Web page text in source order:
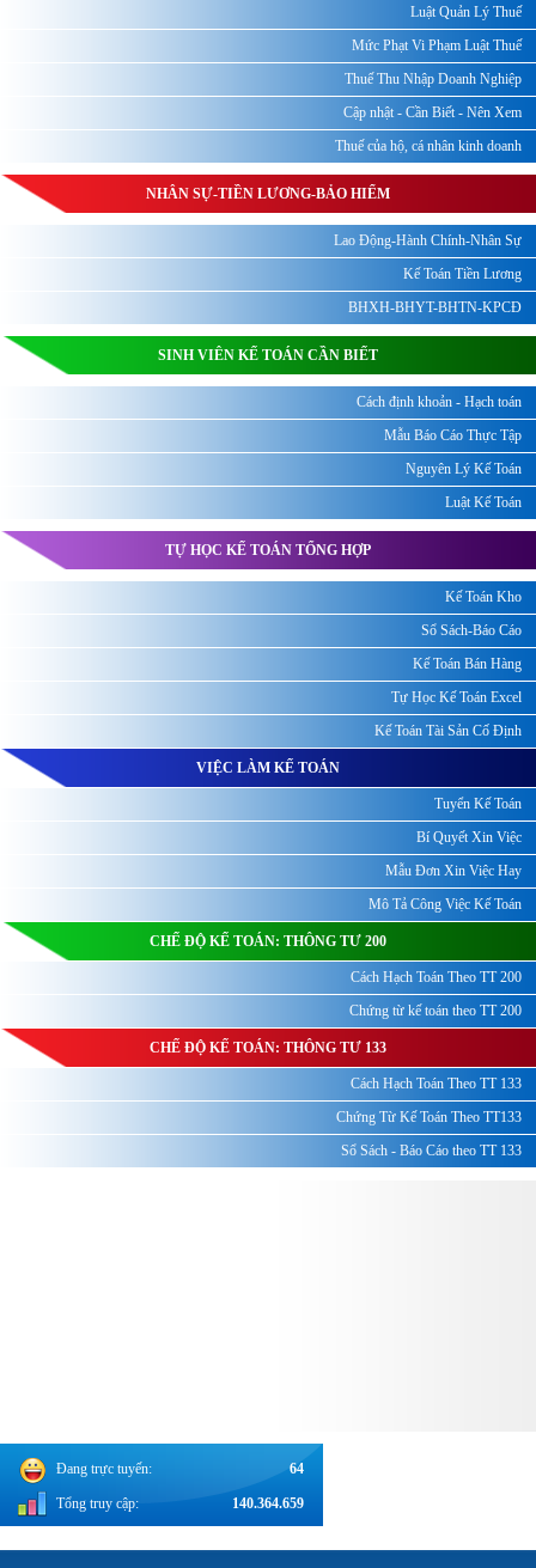
Luật Quản Lý Thuế
Mức Phạt Vi Phạm Luật Thuế
Thuế Thu Nhập Doanh Nghiệp
Cập nhật - Cần Biết - Nên Xem
Thuế của hộ, cá nhân kinh doanh
NHÂN SỰ-TIỀN LƯƠNG-BẢO HIỂM
Lao Động-Hành Chính-Nhân Sự
Kế Toán Tiền Lương
BHXH-BHYT-BHTN-KPCĐ
SINH VIÊN KẾ TOÁN CẦN BIẾT
Cách định khoản - Hạch toán
Mẫu Báo Cáo Thực Tập
Nguyên Lý Kế Toán
Luật Kế Toán
TỰ HỌC KẾ TOÁN TỔNG HỢP
Kế Toán Kho
Sổ Sách-Báo Cáo
Kế Toán Bán Hàng
Tự Học Kế Toán Excel
Kế Toán Tài Sản Cố Định
VIỆC LÀM KẾ TOÁN
Tuyển Kế Toán
Bí Quyết Xin Việc
Mẫu Đơn Xin Việc Hay
Mô Tả Công Việc Kế Toán
CHẾ ĐỘ KẾ TOÁN: THÔNG TƯ 200
Cách Hạch Toán Theo TT 200
Chứng từ kế toán theo TT 200
CHẾ ĐỘ KẾ TOÁN: THÔNG TƯ 133
Cách Hạch Toán Theo TT 133
Chứng Từ Kế Toán Theo TT133
Sổ Sách - Báo Cáo theo TT 133
Đang trực tuyến: 64
Tổng truy cập: 140.364.659